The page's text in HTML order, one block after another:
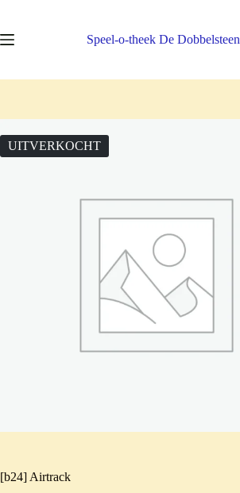
de
inhoud
Speel-o-theek De Dobbelsteen
UITVERKOCHT
[b24] Airtrack